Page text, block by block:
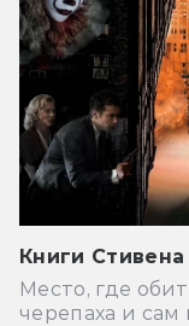
Книги
Место, где
черепаха и сам